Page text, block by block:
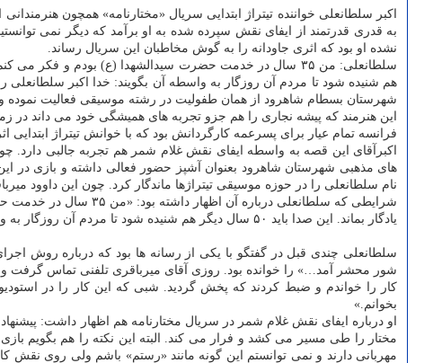
اکبر سلطانعلی خواننده تیتراژ ابتدایی سریال «مختارنامه» همچون
به قدری قدرتمند از ایفای نقش سپرده شده به او برآمد که دیگر نمی
نشده او بود که اثری جاودانه را به گوش مخاطبان این سریال رساند.
هم شنیده شود تا مردم آن روزگار به واسطه آن بگویند: خدا اکبر سلطانعلی
شهرستان بسطام شاهرود از همان طفولیت در رشته موسیقی فعالیت نموده
فرانسه تمام عیار برای پسرعمه کارگردانش بود که با خوانش تیتراژ ابتدایی
اکبرآقای این قصه به واسطه ایفای نقش غلام شمر هم تجربه جالبی
های مذهبی شهرستان شاهرود بعنوان آشپز حضور فعالی داشته و بازی
نام سلطانعلی را در حوزه موسیقی تیتراژها ماندگار کرد. چون این داوود
شرایطی که سلطانعلی
یادگار بماند. این صدا باید ۵۰ سال دیگر هم شنیده شود تا مردم آن روزگار به واسطه آن بگویند: خدا اکبر سلطانعلی را بیامرزد»
سلطانعلی چندی قبل در گفتگو با یکی از رسانه ها بود که درباره روش
شور محشر آمد…» را خوانده بود. روزی آقای میرباقری تلفنی تماس گرفت و
کار را خواندم و ضبط کردند که پخش گردید. شبی که این کار را در
بخوانم.»
او درباره ایفای نقش غلام شمر در سریال مختارنامه هم اظهار داشت:
مختار را طی مسیر می کشد و فرار می کند. البته این نکته را هم بگویم
مهربانی دارند و نمی توانستم این گونه مانند «رستم» باشم ولی روی